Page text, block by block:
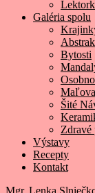
Galéria spolu
Bytosti
Šité
Zdravé
Výstavy
Recepty
Kontakt